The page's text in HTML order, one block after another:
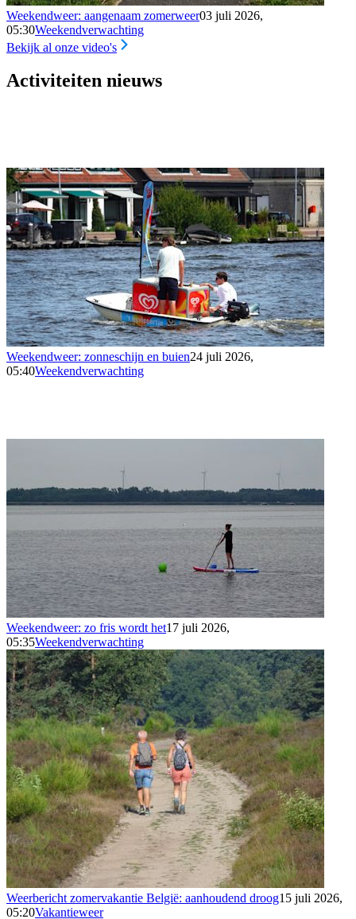
Weekendweer: aangenaam zomerweer03 juli 2026,
05:30Weekendverwachting
Bekijk al onze video's
Activiteiten nieuws
Weekendweer: zonneschijn en buien24 juli 2026,
05:40Weekendverwachting
Weekendweer: zo fris wordt het17 juli 2026,
05:35Weekendverwachting
Weerbericht zomervakantie België: aanhoudend droog15 juli 2026,
05:20Vakantieweer